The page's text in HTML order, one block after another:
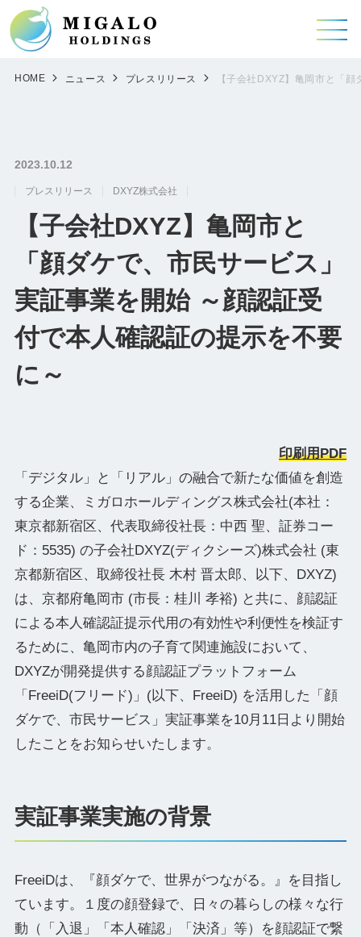
HOME ニュース プレスリリース 【子会社DXYZ】亀岡市と「
2023.10.12
プレスリリース DXYZ株式会社
【子会社DXYZ】亀岡市と
「顔ダケで、市民サービス」
実証事業を開始 ～顔認証受
付で本人確認証の提示を不要
に～
印刷用PDF
「デジタル」と「リアル」の融合で新たな価値を創造
する企業、ミガロホールディングス株式会社(本社：
東京都新宿区、代表取締役社⻑：中⻄ 聖、証券コー
ド：5535) の子会社DXYZ(ディクシーズ)株式会社 (東
京都新宿区、取締役社長 木村 晋太郎、以下、DXYZ)
は、京都府亀岡市 (市長：桂川 孝裕) と共に、顔認証
による本人確認証提示代用の有効性や利便性を検証す
るために、亀岡市内の子育て関連施設において、
DXYZが開発提供する顔認証プラットフォーム
「FreeiD(フリード)」(以下、FreeiD) を活用した「顔
ダケで、市民サービス」実証事業を10月11日より開始
したことをお知らせいたします。
実証事業実施の背景
FreeiDは、『顔ダケで、世界がつながる。』を目指し
ています。１度の顔登録で、日々の暮らしの様々な行
動（「入退」「本人確認」「決済」等）を顔認証で繋